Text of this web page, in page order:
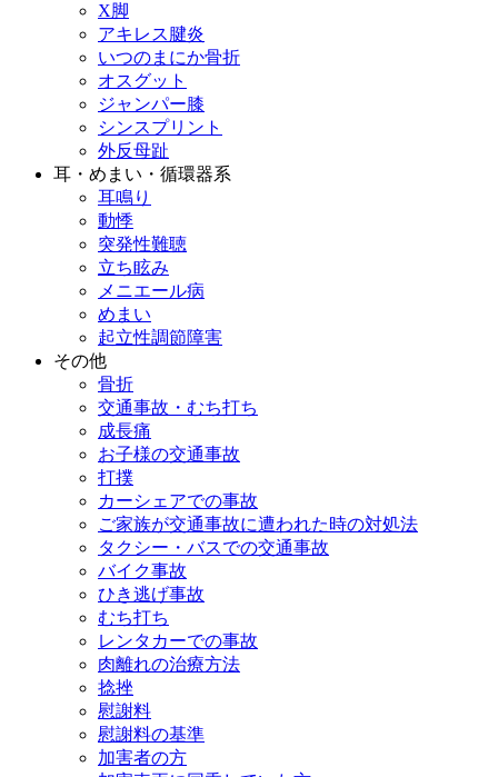
X脚
アキレス腱炎
いつのまにか骨折
オスグット
ジャンパー膝
シンスプリント
外反母趾
耳・めまい・循環器系
耳鳴り
動悸
突発性難聴
立ち眩み
メニエール病
めまい
起立性調節障害
その他
骨折
交通事故・むち打ち
成長痛
お子様の交通事故
打撲
カーシェアでの事故
ご家族が交通事故に遭われた時の対処法
タクシー・バスでの交通事故
バイク事故
ひき逃げ事故
むち打ち
レンタカーでの事故
肉離れの治療方法
捻挫
慰謝料
慰謝料の基準
加害者の方